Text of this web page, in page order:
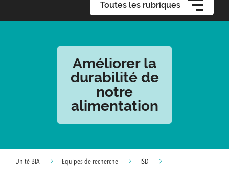
Toutes les rubriques
Améliorer la
durabilité de
notre
alimentation
Unité BIA Equipes de recherche
ISD